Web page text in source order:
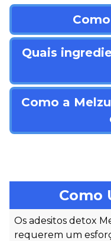
Quais
Como a
Como
Os adesitos detox
requerem um